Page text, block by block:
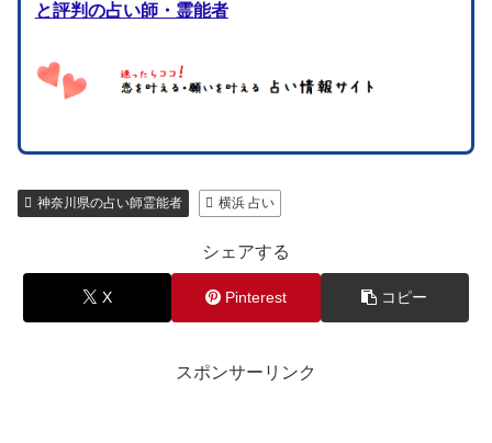
と評判の占い師・霊能者
神奈川県の占い師霊能者 横浜 占い
シェアする
X Pinterest コピー
スポンサーリンク